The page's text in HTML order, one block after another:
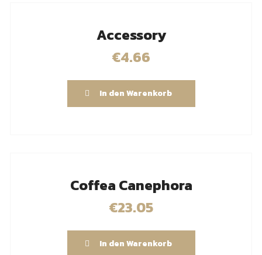
Accessory
€4.66
In den Warenkorb
Coffea Canephora
€23.05
In den Warenkorb